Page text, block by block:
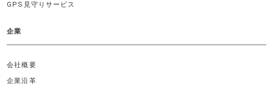
GPS見守りサービス
企業
会社概要
企業沿革